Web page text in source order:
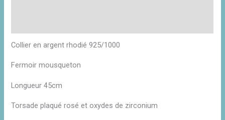
Collier en argent rhodié 925/1000
Fermoir mousqueton
Longueur 45cm
Torsade plaqué rosé et oxydes de zirconium